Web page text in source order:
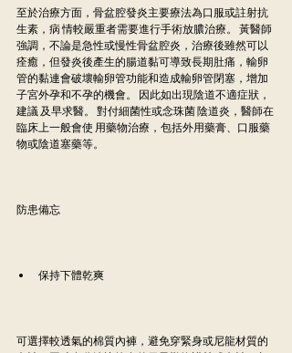
至於治療方面，骨盆腔發炎主要療法為口服或註射抗
生素，病 情較嚴重者需要進行手術放膿治療。 黃醫師
強調，不論是急性或慢性骨盆腔炎，治療後雖然可以
痊癒，但發炎後產生的腸道黏可導致長期肚痛，輸卵
管的黏連會破壞輸卵管功能和造成輸卵管閉塞，增加
子宮外孕和不孕的機會。 因此如出現陰道不適症狀，
建議 及早求醫。 對付細菌性或念珠菌 陰道炎，醫師在
臨床上一般會使 用藥物治療，包括外用藥膏、口服藥
物或陰道塞藥等。
防患備忘
保持下體乾爽
可選擇較透氣的棉質內褲，避免穿緊身或尼龍材質的